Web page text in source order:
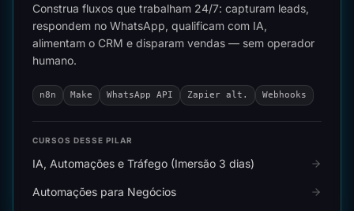
Construa fluxos que trabalham 24/7: capturam leads,
respondem no WhatsApp, qualificam com IA,
alimentam o CRM e disparam vendas — sem operador
humano.
n8n Make WhatsApp API Zapier alt. Webhooks
CURSOS DESSE PILAR
IA, Automações e Tráfego (Imersão 3 dias)
Automações para Negócios